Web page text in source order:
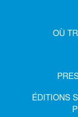
OÙ
ÉDITIONS